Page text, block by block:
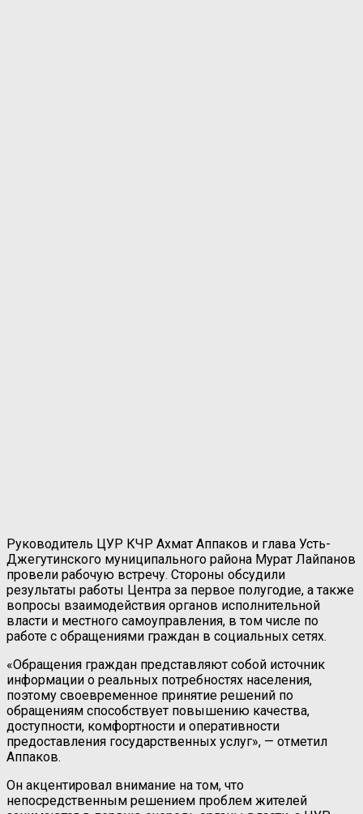
Руководитель ЦУР КЧР Ахмат Аппаков и глава Усть-
Джегутинского муниципального района Мурат Лайпанов
провели рабочую встречу. Стороны обсудили
результаты работы Центра за первое полугодие, а также
вопросы взаимодействия органов исполнительной
власти и местного самоуправления, в том числе по
работе с обращениями граждан в социальных сетях.
«Обращения граждан представляют собой источник
информации о реальных потребностях населения,
поэтому своевременное принятие решений по
обращениям способствует повышению качества,
доступности, комфортности и оперативности
предоставления государственных услуг», — отметил
Аппаков.
Он акцентировал внимание на том, что
непосредственным решением проблем жителей